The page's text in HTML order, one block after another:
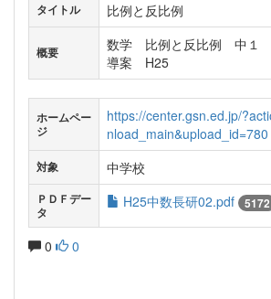
タイトル 比例と反比例
概要
数学 比例と反比例 中１
導案 H25
ホームペー
ジ
https://center.gsn.ed.jp/
nload_main&upload_id=780
対象 中学校
ＰＤＦデー
タ
H25中数長研02.pdf 5172
0 0